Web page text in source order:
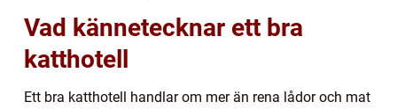
Vad kännetecknar ett bra
katthotell
Ett bra katthotell handlar om mer än rena lådor och mat